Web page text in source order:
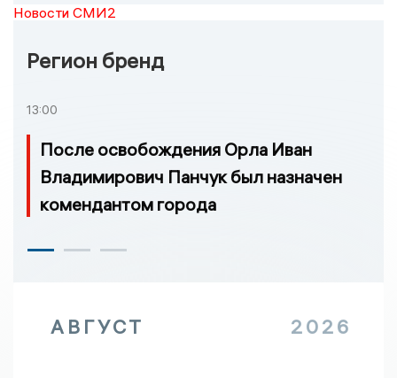
Новости СМИ2
Регион бренд
13:00
После освобождения Орла Иван
Владимирович Панчук был назначен
комендантом города
АВГУСТ 2026